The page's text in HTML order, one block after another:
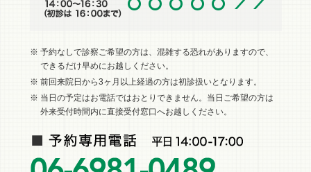
※ 予約なしで診察ご希望の方は、混雑する恐れがありますので、
できるだけ早めにお越しください。
※ 前回来院日から3ヶ月以上経過の方は初診扱いとなります。
※ 当日の予定はお電話ではおとりできません。当日ご希望の方は
外来受付時間内に直接受付窓口へお越しください。